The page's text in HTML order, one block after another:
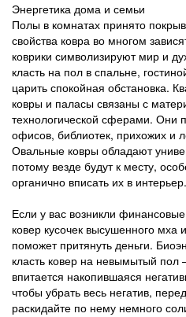
Энергетика дома и семьи
Полы в комнатах принято
свойства ковра во многом
коврики символизируют мир и
класть на пол в спальне,
царить спокойная обстановка.
ковры и паласы связаны с
технологической сферами. Они
офисов, библиотек, прихожих и
Овальные ковры обладают
потому везде будут к месту,
органично вписать их в интерьер.
Если у вас возникли
ковер кусочек высушенного мха
поможет притянуть деньги.
класть ковер на невымытый пол
впитается накопившаяся
чтобы убрать весь негатив,
раскидайте по нему немного